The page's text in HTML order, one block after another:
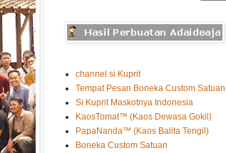
channel si Kuprit
Tempat Pesan Boneka Custom Satuan
Si Kuprit Maskotnya Indonesia
KaosTomat™ (Kaos Dewasa Gokil)
PapaNanda™ (Kaos Balita Tengil)
Boneka Custom Satuan